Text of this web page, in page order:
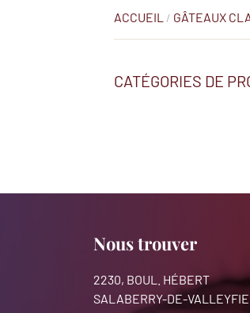
ACCUEIL / GÂTEAUX
CATÉGORIES DE
Nous trouver
2230, BOUL. HÉBERT
SALABERRY-DE-